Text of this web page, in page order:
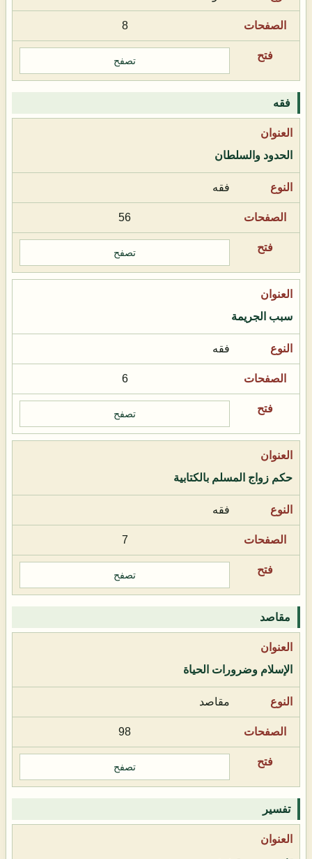
8
تصفح
فقه
الحدود والسلطان
فقه
56
تصفح
سبب الجريمة
فقه
6
تصفح
حكم زواج المسلم بالكتابية
فقه
7
تصفح
مقاصد
الإسلام وضرورات الحياة
مقاصد
98
تصفح
تفسير